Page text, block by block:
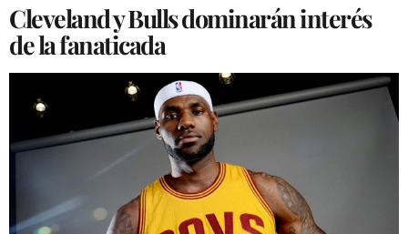
Cleveland y Bulls dominarán interés
de la fanaticada